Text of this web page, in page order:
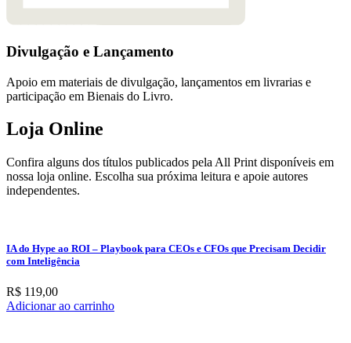
Divulgação e Lançamento
Apoio em materiais de divulgação, lançamentos em livrarias e
participação em Bienais do Livro.
Loja Online
Confira alguns dos títulos publicados pela All Print disponíveis em
nossa loja online. Escolha sua próxima leitura e apoie autores
independentes.
IA do Hype ao ROI – Playbook para CEOs e CFOs que Precisam Decidir
com Inteligência
R$ 119,00
Adicionar ao carrinho